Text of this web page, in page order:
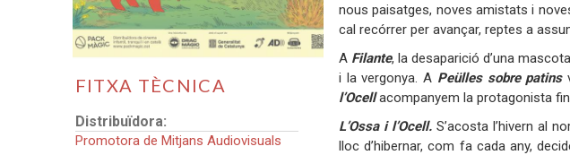
FITXA TÈCNICA
Distribuïdora:
Promotora de Mitjans Audiovisuals
nous paisatges, noves amistats i
cal recórrer per avançar, reptes a
A Filante, la desaparició d’una
i la vergonya. A Peülles sobre patins
l’Ocellacompanyem la protagonista
L’Ossa i l’Ocell. S’acosta l’hivern al
lloc d’hibernar, com fa cada any,